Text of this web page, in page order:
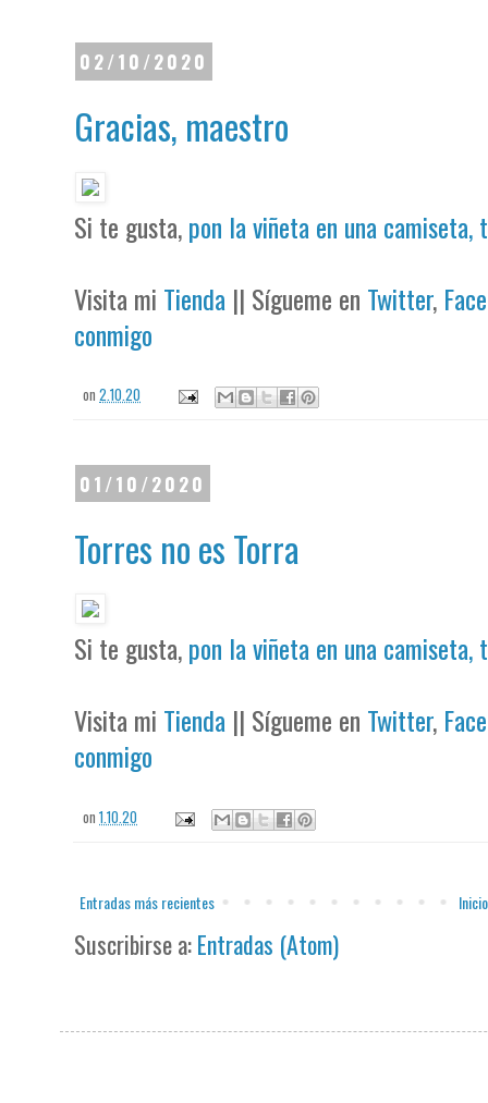
02/10/2020
Gracias, maestro
Si te gusta,pon la viñeta en una camiseta,
Visita mi Tienda || Sígueme en Twitter,
conmigo
on2.10.20
01/10/2020
Torres no es Torra
Si te gusta,pon la viñeta en una camiseta,
Visita mi Tienda || Sígueme en Twitter,
conmigo
on1.10.20
Entradas más recientes Inicio
Suscribirse a:Entradas (Atom)